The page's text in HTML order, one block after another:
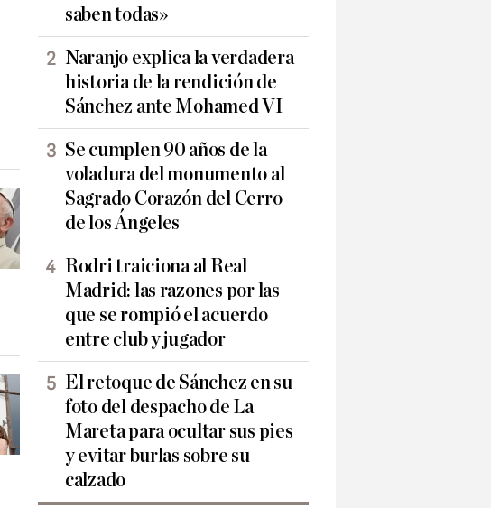
saben todas»
Naranjo explica la verdadera
historia de la rendición de
Sánchez ante Mohamed VI
Se cumplen 90 años de la
voladura del monumento al
Sagrado Corazón del Cerro
de los Ángeles
Rodri traiciona al Real
Madrid: las razones por las
que se rompió el acuerdo
entre club y jugador
El retoque de Sánchez en su
foto del despacho de La
Mareta para ocultar sus pies
y evitar burlas sobre su
calzado